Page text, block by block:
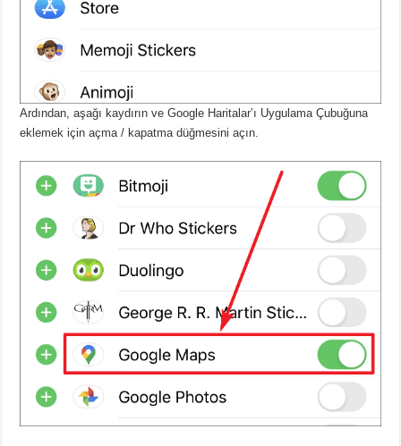
Ardından, aşağı kaydırın ve Google Haritalar’ı Uygulama Çubuğuna
eklemek için açma / kapatma düğmesini açın.